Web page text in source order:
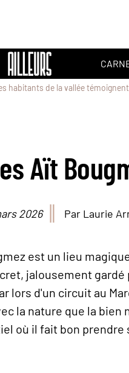
habitants de la vallée
Aït
2026 Par Laurie
est un lieu
jalousement gardé
lors d'un circuit au
la nature que la bien
où il fait bon prendre